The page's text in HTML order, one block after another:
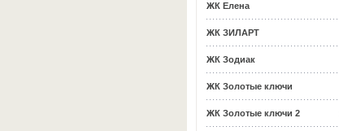
ЖК Елена
ЖК ЗИЛАРТ
ЖК Зодиак
ЖК Золотые ключи
ЖК Золотые ключи 2